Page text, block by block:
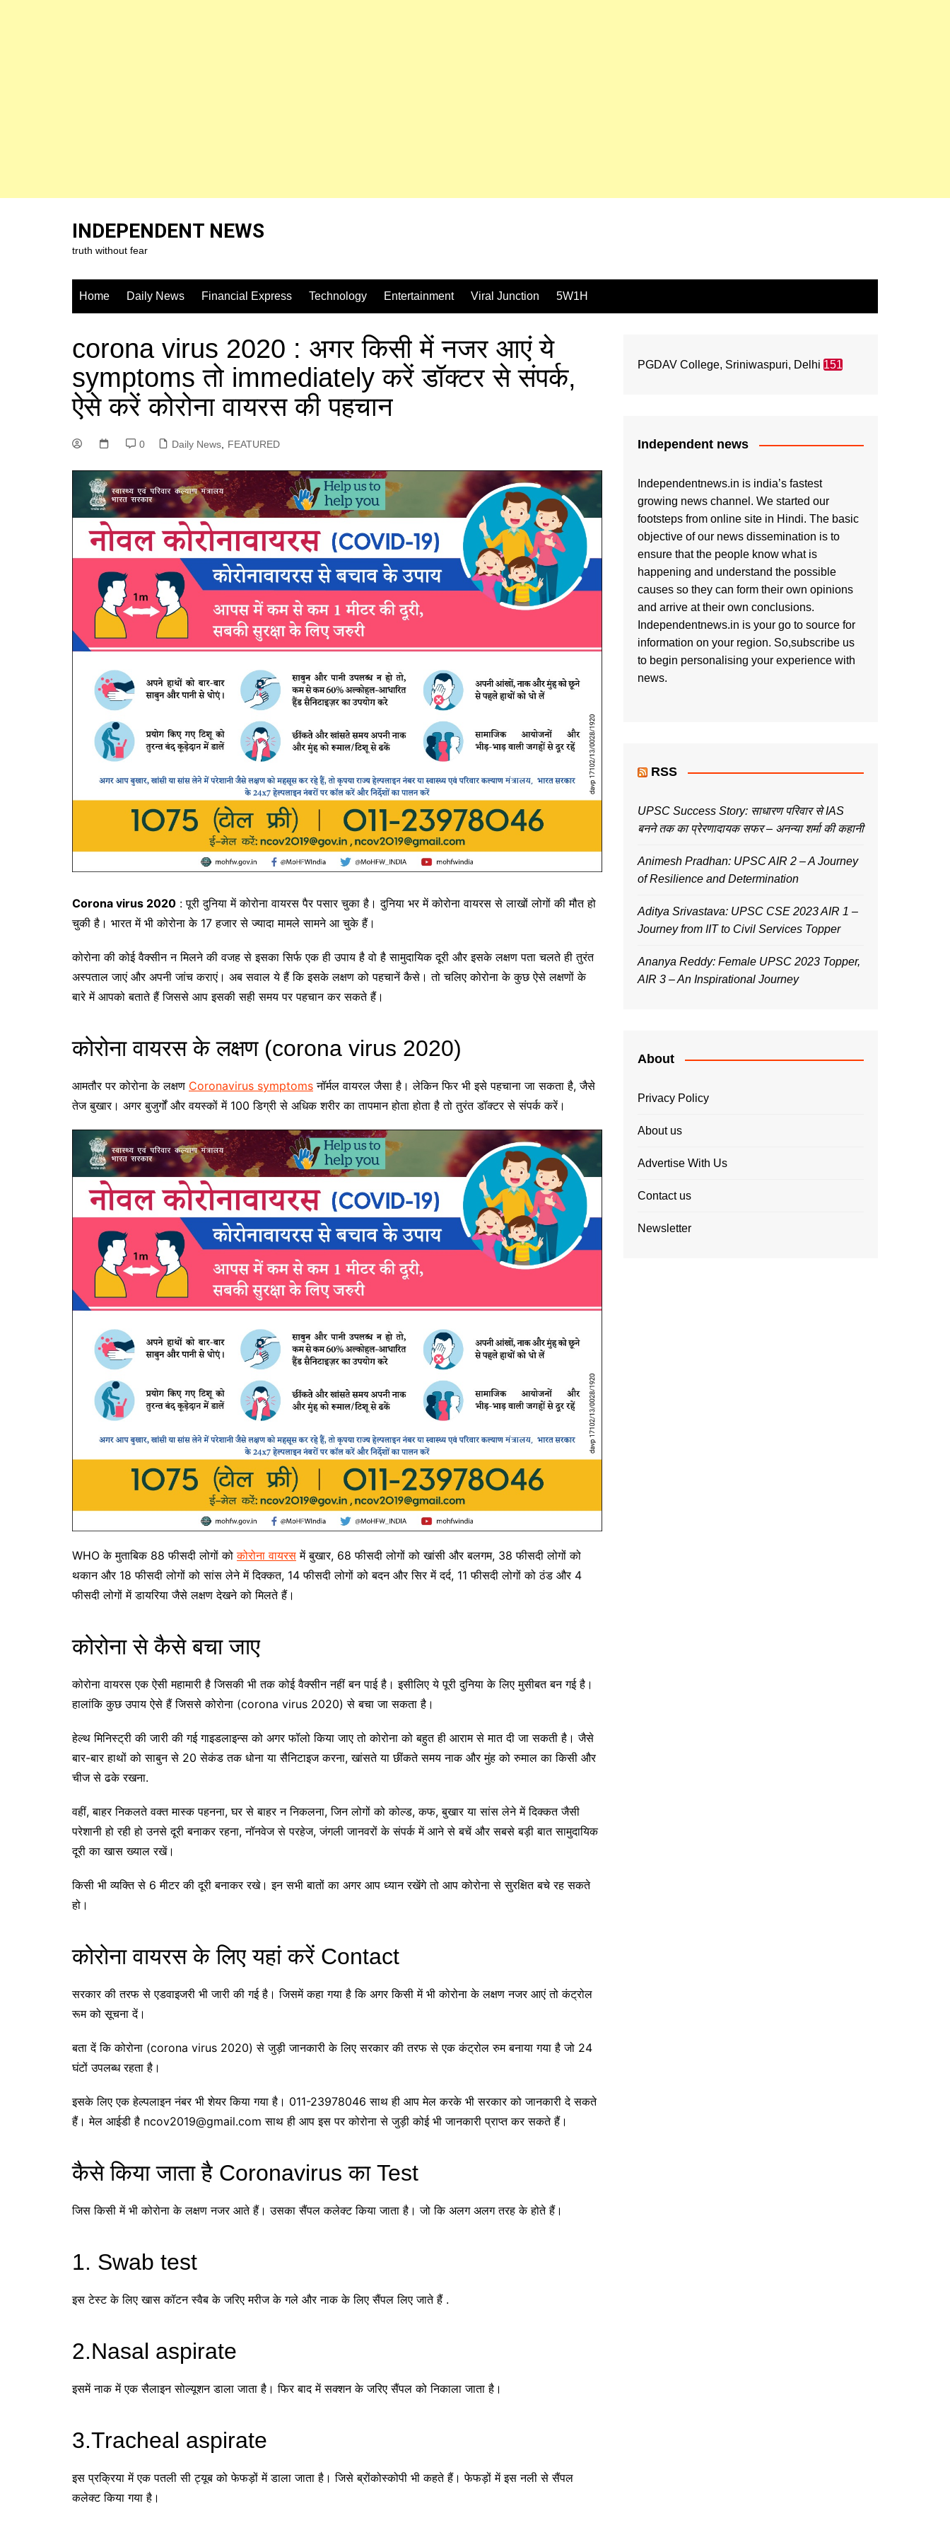
INDEPENDENT NEWS
truth without fear
Home Daily News Financial Express Technology Entertainment Viral Junction 5W1H
corona virus 2020 : अगर किसी में नजर आएं ये
symptoms तो immediately करें डॉक्टर से संपर्क,
ऐसे करें कोरोना वायरस की पहचान
0 Daily News FEATURED
Corona virus 2020 : पूरी दुनिया में कोरोना वायरस पैर पसार चुका है। दुनिया भर में कोरोना वायरस से लाखों लोगों की मौत हो
चुकी है। भारत में भी कोरोना के 17 हजार से ज्यादा मामले सामने आ चुके हैं।
कोरोना की कोई वैक्सीन न मिलने की वजह से इसका सिर्फ एक ही उपाय है वो है सामुदायिक दूरी और इसके लक्षण पता चलते ही तुरंत
अस्पताल जाएं और अपनी जांच कराएं। अब सवाल ये हैं कि इसके लक्षण को पहचानें कैसे। तो चलिए कोरोना के कुछ ऐसे लक्षणों के
बारे में आपको बताते हैं जिससे आप इसकी सही समय पर पहचान कर सकते हैं।
कोरोना वायरस के लक्षण (corona virus 2020)
आमतौर पर कोरोना के लक्षण Coronavirus symptoms नॉर्मल वायरल जैसा है। लेकिन फिर भी इसे पहचाना जा सकता है, जैसे
तेज बुखार। अगर बुजुर्गों और वयस्कों में 100 डिग्री से अधिक शरीर का तापमान होता होता है तो तुरंत डॉक्टर से संपर्क करें।
WHO के मुताबिक 88 फीसदी लोगों कोकोरोना वायरस में बुखार, 68 फीसदी लोगों को खांसी और बलगम, 38 फीसदी लोगों को
थकान और 18 फीसदी लोगों को सांस लेने में दिक्कत, 14 फीसदी लोगों को बदन और सिर में दर्द, 11 फीसदी लोगों को ठंड और 4
फीसदी लोगों में डायरिया जैसे लक्षण देखने को मिलते हैं।
कोरोना से कैसे बचा जाए
कोरोना वायरस एक ऐसी महामारी है जिसकी भी तक कोई वैक्सीन नहीं बन पाई है। इसीलिए ये पूरी दुनिया के लिए मुसीबत बन गई है।
हालांकि कुछ उपाय ऐसे हैं जिससे कोरोना (corona virus 2020) से बचा जा सकता है।
हेल्थ मिनिस्ट्री की जारी की गई गाइडलाइन्स को अगर फॉलो किया जाए तो कोरोना को बहुत ही आराम से मात दी जा सकती है। जैसे
बार-बार हाथों को साबुन से 20 सेकंड तक धोना या सैनिटाइज करना, खांसते या छींकते समय नाक और मुंह को रुमाल का किसी और
चीज से ढके रखना.
वहीं, बाहर निकलते वक्त मास्क पहनना, घर से बाहर न निकलना, जिन लोगों को कोल्ड, कफ, बुखार या सांस लेने में दिक्कत जैसी
परेशानी हो रही हो उनसे दूरी बनाकर रहना, नॉनवेज से परहेज, जंगली जानवरों के संपर्क में आने से बचें और सबसे बड़ी बात सामुदायिक
दूरी का खास ख्याल रखें।
किसी भी व्यक्ति से 6 मीटर की दूरी बनाकर रखे। इन सभी बातों का अगर आप ध्यान रखेंगे तो आप कोरोना से सुरक्षित बचे रह सकते
हो।
कोरोना वायरस के लिए यहां करें Contact
सरकार की तरफ से एडवाइजरी भी जारी की गई है। जिसमें कहा गया है कि अगर किसी में भी कोरोना के लक्षण नजर आएं तो कंट्रोल
रूम को सूचना दें।
बता दें कि कोरोना (corona virus 2020) से जुड़ी जानकारी के लिए सरकार की तरफ से एक कंट्रोल रुम बनाया गया है जो 24
घंटों उपलब्ध रहता है।
इसके लिए एक हेल्पलाइन नंबर भी शेयर किया गया है। 011-23978046 साथ ही आप मेल करके भी सरकार को जानकारी दे सकते
हैं। मेल आईडी है ncov2019@gmail.com साथ ही आप इस पर कोरोना से जुड़ी कोई भी जानकारी प्राप्त कर सकते हैं।
कैसे किया जाता है Coronavirus का Test
जिस किसी में भी कोरोना के लक्षण नजर आते हैं। उसका सैंपल कलेक्ट किया जाता है। जो कि अलग अलग तरह के होते हैं।
1. Swab test
इस टेस्ट के लिए खास कॉटन स्वैब के जरिए मरीज के गले और नाक के लिए सैंपल लिए जाते हैं .
2.Nasal aspirate
इसमें नाक में एक सैलाइन सोल्यूशन डाला जाता है। फिर बाद में सक्शन के जरिए सैंपल को निकाला जाता है।
3.Tracheal aspirate
इस प्रक्रिया में एक पतली सी ट्यूब को फेफड़ों में डाला जाता है। जिसे ब्रोंकोस्कोपी भी कहते हैं। फेफड़ों में इस नली से सैंपल
कलेक्ट किया गया है।
PGDAV College, Sriniwaspuri, Delhi 151
Independent news
Independentnews.in is india’s fastest
growing news channel. We started our
footsteps from online site in Hindi. The basic
objective of our news dissemination is to
ensure that the people know what is
happening and understand the possible
causes so they can form their own opinions
and arrive at their own conclusions.
Independentnews.in is your go to source for
information on your region. So,subscribe us
to begin personalising your experience with
news.
RSS
UPSC Success Story: साधारण परिवार से IAS
बनने तक का प्रेरणादायक सफर – अनन्या शर्मा की कहानी
Animesh Pradhan: UPSC AIR 2 – A Journey
of Resilience and Determination
Aditya Srivastava: UPSC CSE 2023 AIR 1 –
Journey from IIT to Civil Services Topper
Ananya Reddy: Female UPSC 2023 Topper,
AIR 3 – An Inspirational Journey
About
Privacy Policy
About us
Advertise With Us
Contact us
Newsletter